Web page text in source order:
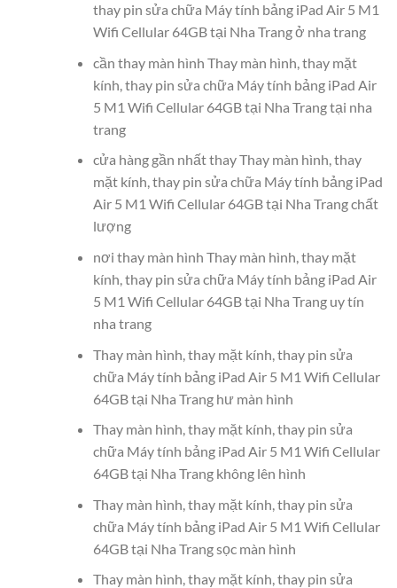
thay pin sửa chữa Máy tính bảng iPad Air 5 M1
Wifi Cellular 64GB tại Nha Trang ở nha trang
cần thay màn hình Thay màn hình, thay mặt
kính, thay pin sửa chữa Máy tính bảng iPad Air
5 M1 Wifi Cellular 64GB tại Nha Trang tại nha
trang
cửa hàng gần nhất thay Thay màn hình, thay
mặt kính, thay pin sửa chữa Máy tính bảng iPad
Air 5 M1 Wifi Cellular 64GB tại Nha Trang chất
lượng
nơi thay màn hình Thay màn hình, thay mặt
kính, thay pin sửa chữa Máy tính bảng iPad Air
5 M1 Wifi Cellular 64GB tại Nha Trang uy tín
nha trang
Thay màn hình, thay mặt kính, thay pin sửa
chữa Máy tính bảng iPad Air 5 M1 Wifi Cellular
64GB tại Nha Trang hư màn hình
Thay màn hình, thay mặt kính, thay pin sửa
chữa Máy tính bảng iPad Air 5 M1 Wifi Cellular
64GB tại Nha Trang không lên hình
Thay màn hình, thay mặt kính, thay pin sửa
chữa Máy tính bảng iPad Air 5 M1 Wifi Cellular
64GB tại Nha Trang sọc màn hình
Thay màn hình, thay mặt kính, thay pin sửa